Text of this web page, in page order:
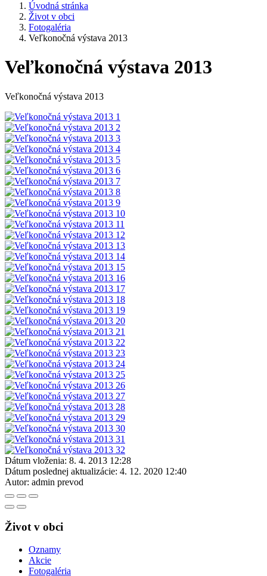
Úvodná stránka
Život v obci
Fotogaléria
Veľkonočná výstava 2013
Veľkonočná výstava 2013
Veľkonočná výstava 2013
Dátum vloženia: 8. 4. 2013 12:28
Dátum poslednej aktualizácie: 4. 12. 2020 12:40
Autor: admin prevod
Život v obci
Oznamy
Akcie
Fotogaléria